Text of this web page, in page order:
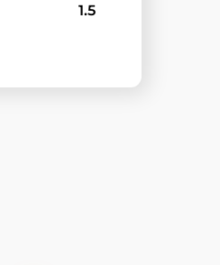
1.5